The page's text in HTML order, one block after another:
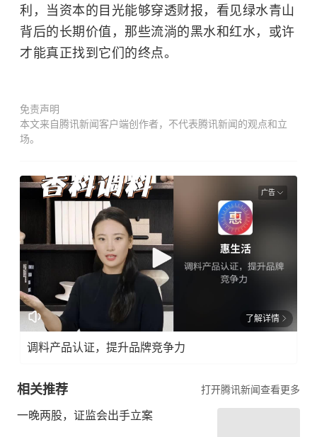
利，当资本的目光能够穿透财报，看见绿水青山
背后的长期价值，那些流淌的黑水和红水，或许
才能真正找到它们的终点。
免责声明
本文来自腾讯新闻客户端创作者，不代表腾讯新闻的观点和立
场。
广告
了解详情
调料产品认证，提升品牌竞争力
相关推荐 打开腾讯新闻查看更多
一晚两股，证监会出手立案